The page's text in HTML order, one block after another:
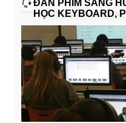
ĐÀN PHÍM SÁNG
HỌC KEYBOARD,